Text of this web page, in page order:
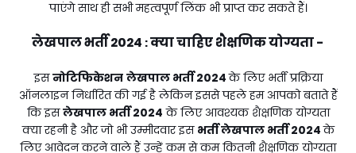
पाएंगे साथ ही सभी महत्वपूर्ण लिंक भी प्राप्त कर सकते हैं।
लेखपाल भर्ती 2024 :क्या चाहिए शैक्षणिक योग्यता -
इसनोटिफिकेशन लेखपाल भर्ती 2024के लिए भर्ती प्रक्रिया
ऑनलाइन निर्धारित की गई है लेकिन इससे पहले हम आपको बताते हैं
कि इसलेखपाल भर्ती 2024 के लिए आवश्यक शैक्षणिक योग्यता
क्या रहनी है और जो भी उम्मीदवार इस भर्तीलेखपाल भर्ती 2024के
लिए आवेदन करने वाले हैं उन्हें कम से कम कितनी शैक्षणिक योग्यता